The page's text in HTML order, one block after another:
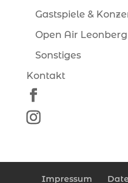
Gastspiele &
Open Air Leonberg
Sonstiges
Kontakt
Impressum